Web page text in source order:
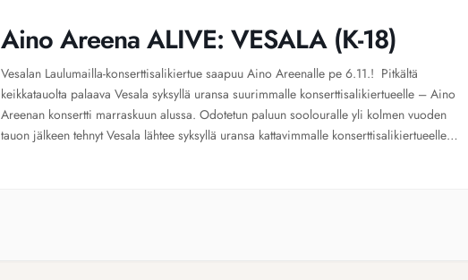
Aino Areena ALIVE: VESALA (K-18)
Vesalan Laulumailla-konserttisalikiertue saapuu Aino Areenalle pe 6.11.! Pitkältä
keikkatauolta palaava Vesala syksyllä uransa suurimmalle konserttisalikiertueelle – Aino
Areenan konsertti marraskuun alussa. Odotetun paluun soolouralle yli kolmen vuoden
tauon jälkeen tehnyt Vesala lähtee syksyllä uransa kattavimmalle konserttisalikiertueelle